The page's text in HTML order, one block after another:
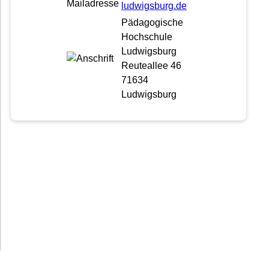
ludwigsburg.de
Pädagogische
Hochschule
Ludwigsburg
Reuteallee 46
71634
Ludwigsburg